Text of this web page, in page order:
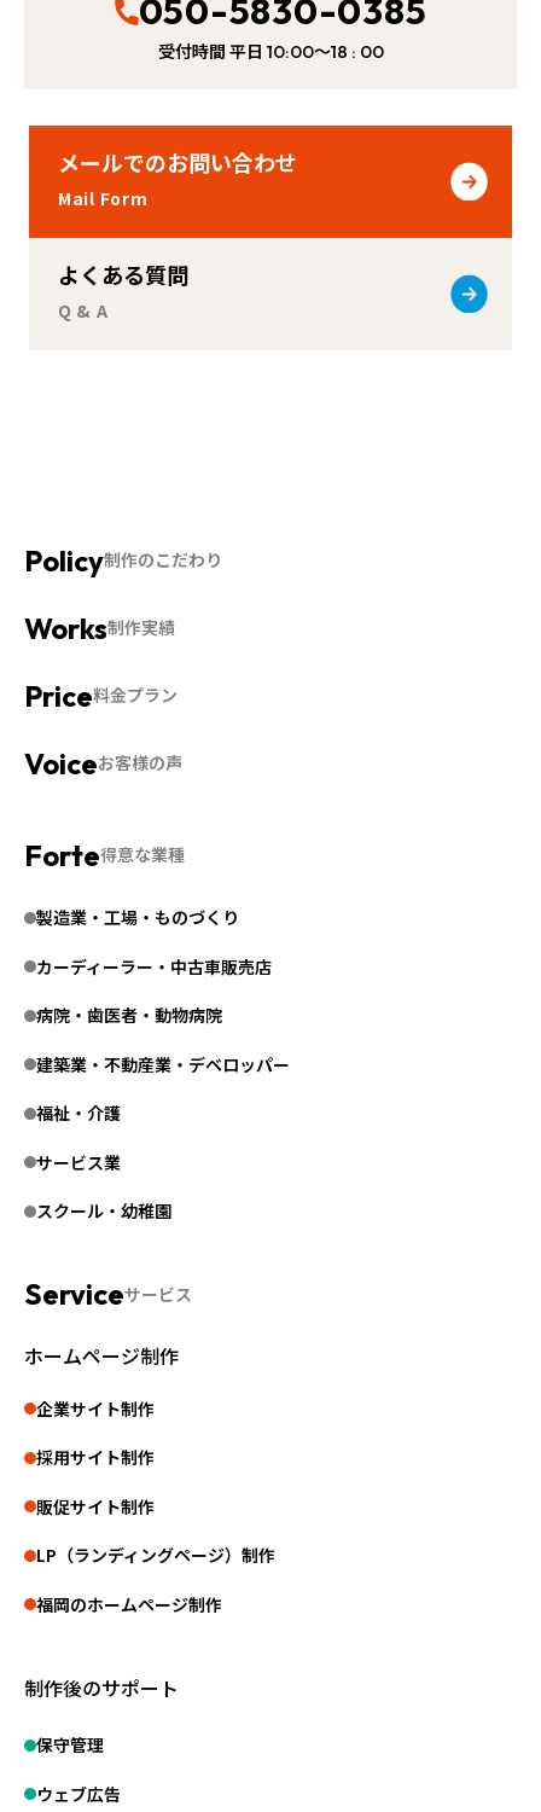
050-5830-0385
受付時間 平日 10:00～18 : 00
メールでのお問い合わせ
Mail Form
よくある質問
Q & A
制作のこだわり
制作実績
料金プラン
お客様の声
得意な業種
製造業・工場・ものづくり
カーディーラー・中古車販売店
病院・歯医者・動物病院
建築業・不動産業・デベロッパー
福祉・介護
サービス業
スクール・幼稚園
サービス
ホームページ制作
企業サイト制作
採用サイト制作
販促サイト制作
LP（ランディングページ）制作
福岡のホームページ制作
制作後のサポート
保守管理
ウェブ広告